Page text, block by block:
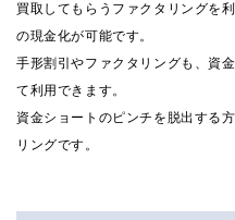
買取してもらうファクタリングを
の現金化が可能です。
手形割引やファクタリングも、資
て利用できます。
資金ショートのピンチを脱出する
リングです。